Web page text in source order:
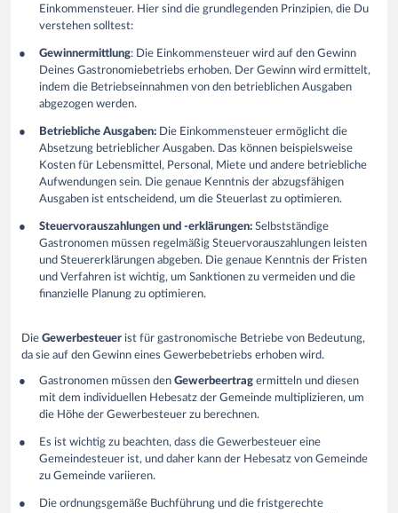
Einkommensteuer. Hier sind die grundlegenden Prinzipien, die Du
verstehen solltest:
Gewinnermittlung: Die Einkommensteuer wird auf den Gewinn
Deines Gastronomiebetriebs erhoben. Der Gewinn wird ermittelt,
indem die Betriebseinnahmen von den betrieblichen Ausgaben
abgezogen werden.
Betriebliche Ausgaben: Die Einkommensteuer ermöglicht die
Absetzung betrieblicher Ausgaben. Das können beispielsweise
Kosten für Lebensmittel, Personal, Miete und andere betriebliche
Aufwendungen sein. Die genaue Kenntnis der abzugsfähigen
Ausgaben ist entscheidend, um die Steuerlast zu optimieren.
Steuervorauszahlungen und -erklärungen: Selbstständige
Gastronomen müssen regelmäßig Steuervorauszahlungen leisten
und Steuererklärungen abgeben. Die genaue Kenntnis der Fristen
und Verfahren ist wichtig, um Sanktionen zu vermeiden und die
finanzielle Planung zu optimieren.
Die Gewerbesteuer ist für gastronomische Betriebe von Bedeutung,
da sie auf den Gewinn eines Gewerbebetriebs erhoben wird.
Gastronomen müssen den Gewerbeertrag ermitteln und diesen
mit dem individuellen Hebesatz der Gemeinde multiplizieren, um
die Höhe der Gewerbesteuer zu berechnen.
Es ist wichtig zu beachten, dass die Gewerbesteuer eine
Gemeindesteuer ist, und daher kann der Hebesatz von Gemeinde
zu Gemeinde variieren.
Die ordnungsgemäße Buchführung und die fristgerechte